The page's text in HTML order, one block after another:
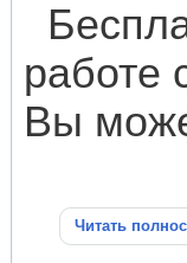
работе
Вы
Читать